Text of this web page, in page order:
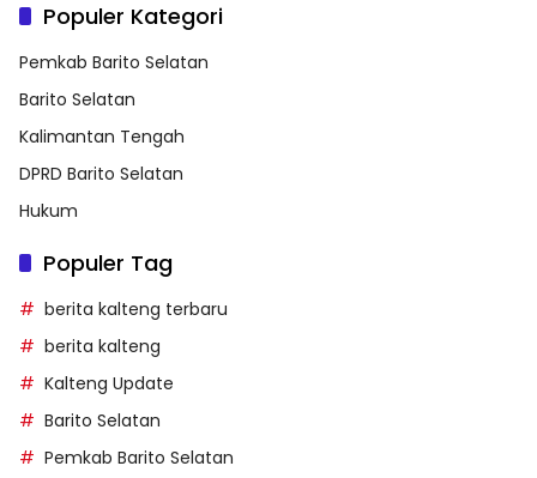
Populer Kategori
Pemkab Barito Selatan
Barito Selatan
Kalimantan Tengah
DPRD Barito Selatan
Hukum
Populer Tag
berita kalteng terbaru
berita kalteng
Kalteng Update
Barito Selatan
Pemkab Barito Selatan